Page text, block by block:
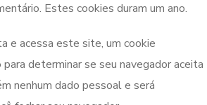
Estes cookies duram um ano.
e acessa este site, um cookie
determinar se seu navegador aceita
nenhum dado pessoal e será